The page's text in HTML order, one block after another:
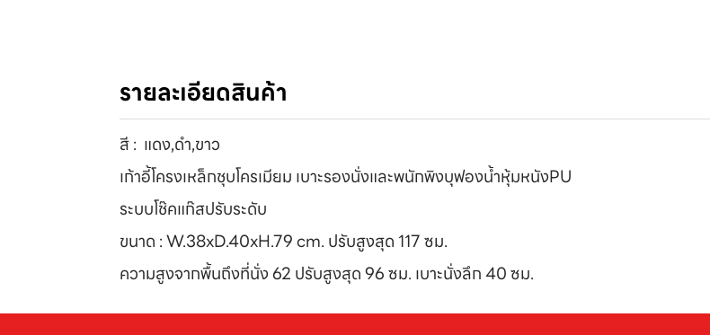
รายละเอียดสินค้า
สี : แดง,ดำ,ขาว
เก้าอี้โครงเหล็กชุบโครเมียม เบาะรองนั่งและพนักพิงบุฟองน้ำหุ้มหนังPU
ระบบโช๊คแก๊สปรับระดับ
ขนาด : W.38xD.40xH.79 cm. ปรับสูงสุด 117 ซม.
ความสูงจากพื้นถึงที่นั่ง 62 ปรับสูงสุด 96 ซม. เบาะนั่งลึก 40 ซม.